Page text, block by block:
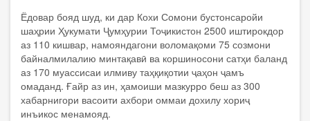
Ёдовар бояд шуд, ки дар Кохи Сомони бустонсаройи
шаҳрии Ҳукумати Ҷумҳурии Тоҷикистон 2500 иштирокдор
аз 110 кишвар, намояндагони воломақоми 75 созмони
байналмилалию минтақавӣ ва коршиносони сатҳи баланд
аз 170 муассисаи илмиву таҳқиқотии ҷаҳон ҷамъ
омаданд. Ғайр аз ин, ҳамоиши мазкурро беш аз 300
хабарнигори васоити ахбори оммаи дохилу хориҷ
инъикос менамояд.